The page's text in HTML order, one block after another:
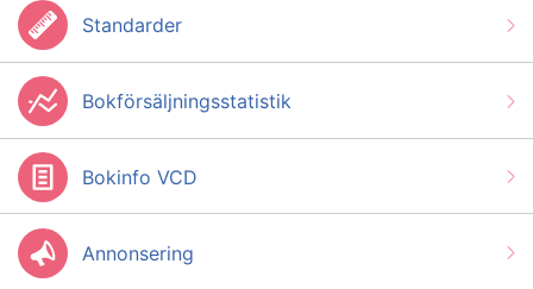
Standarder
Bokförsäljningsstatistik
Bokinfo VCD
Annonsering